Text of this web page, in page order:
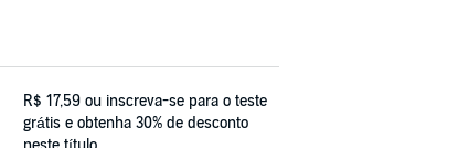
R$ 17,59 ou inscreva-se para o teste
grátis e obtenha 30% de desconto